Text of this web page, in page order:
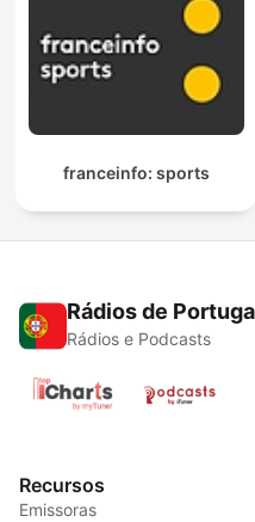
franceinfo: sports
Rádios de
Rádios e Podcasts
Recursos
Emissoras